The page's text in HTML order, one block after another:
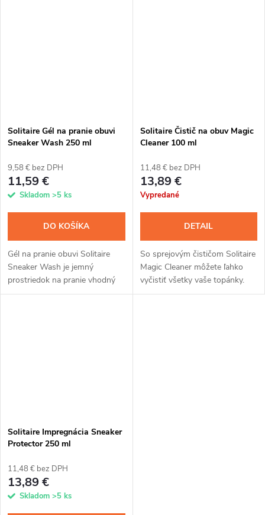
Solitaire Gél na pranie obuvi
Sneaker Wash 250 ml
9,58 € bez DPH
11,59 €
Skladom >5 ks
DO KOŠÍKA
Gél na pranie obuvi Solitaire
Sneaker Wash je jemný
prostriedok na pranie vhodný
na všetku obuv, ktorú možno
Solitaire Čistič na obuv Magic
Cleaner 100 ml
11,48 € bez DPH
13,89 €
Vypredané
DETAIL
So sprejovým čističom Solitaire
Magic Cleaner môžete ľahko
vyčistiť všetky vaše topánky.
Získate univerzálny čistiaci
Solitaire Impregnácia Sneaker
Protector 250 ml
11,48 € bez DPH
13,89 €
Skladom >5 ks